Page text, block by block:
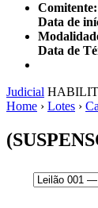
Comitente:
Data de
Data de
Judicial
Home › Lotes ›